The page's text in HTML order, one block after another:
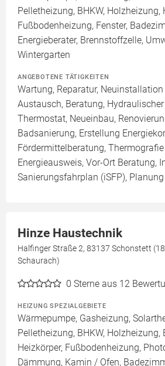
Pelletheizung, BHKW, Holzheizung,
Fußbodenheizung, Fenster,
Energieberater, Brennstoffzelle,
Wintergarten
ANGEBOTENE TÄTIGKEITEN
Wartung, Reparatur,
Austausch, Beratung,
Thermostat, Neueinbau,
Badsanierung, Erstellung
Fördermittelberatung,
Energieausweis, Vor-Ort Beratung,
Sanierungsfahrplan (iSFP),
Hinze Haustechnik
Halfinger Straße 2, 83137 Schonstett
Schaurach)
0 Sterne aus 12
HEIZUNG SPEZIALGEBIETE
Wärmepumpe, Gasheizung,
Pelletheizung, BHKW, Holzheizung,
Heizkörper, Fußbodenheizung,
Dämmung, Kamin / Ofen,